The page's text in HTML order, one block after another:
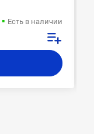
Есть в наличии